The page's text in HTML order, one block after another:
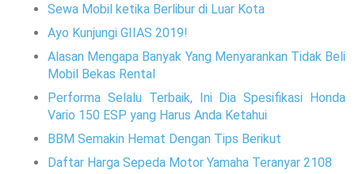
Sewa Mobil ketika Berlibur di Luar Kota
Ayo Kunjungi GIIAS 2019!
Alasan Mengapa Banyak Yang Menyarankan Tidak Beli
Mobil Bekas Rental
Performa Selalu Terbaik, Ini Dia Spesifikasi Honda
Vario 150 ESP yang Harus Anda Ketahui
BBM Semakin Hemat Dengan Tips Berikut
Daftar Harga Sepeda Motor Yamaha Teranyar 2108